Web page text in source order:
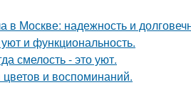
Москве: надежность и
и функциональность.
смелость - это уют.
и воспоминаний.